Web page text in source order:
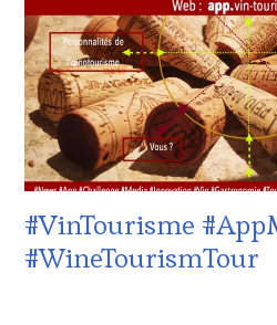
TOURISME,
PRODUCTEURS
TERROIR,
PROVENCE,
RESTAURATEUR,
CHEF,
CUISINIER,
ŒNOLOGUE,
SOMMELIER,
INTERNATIONAUX,
SPOT
CORSICA,
CÔTES-
DE-
PROVENCE,
CULTURAL
GUEST
DOMAINE
VITICOLE,
VIN
TOURISME
,
EDITION
#VinTourisme
#WineTourismTour